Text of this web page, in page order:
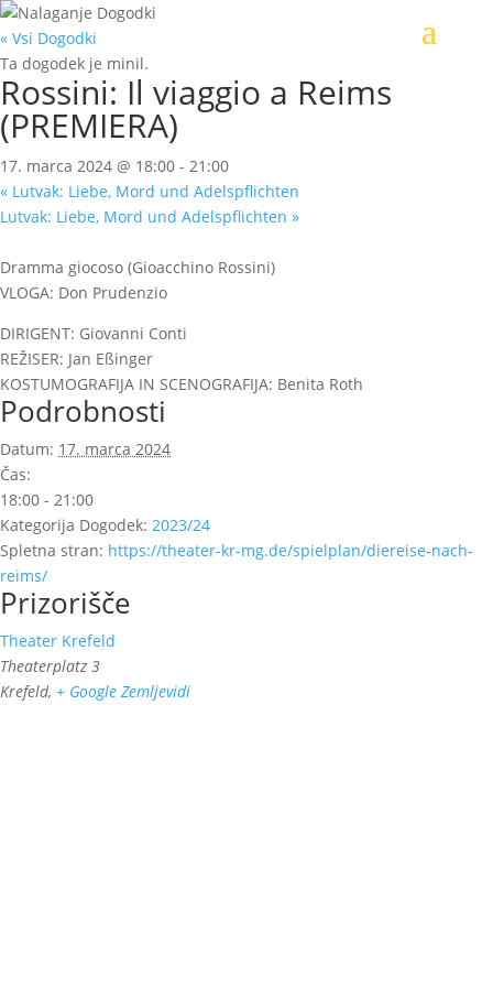
« Vsi Dogodki
Ta dogodek je minil.
Rossini: Il viaggio a Reims
(PREMIERA)
17. marca 2024 @ 18:00 - 21:00
« Lutvak: Liebe, Mord und Adelspflichten
Lutvak: Liebe, Mord und Adelspflichten »
Dramma giocoso (Gioacchino Rossini)
VLOGA: Don Prudenzio
DIRIGENT: Giovanni Conti
REŽISER: Jan Eßinger
KOSTUMOGRAFIJA IN SCENOGRAFIJA: Benita Roth
Podrobnosti
Datum: 17. marca 2024
Čas:
18:00 - 21:00
Kategorija Dogodek: 2023/24
Spletna stran: https://theater-kr-mg.de/spielplan/diereise-nach-
reims/
Prizorišče
Theater Krefeld
Theaterplatz 3
Krefeld, + Google Zemljevidi